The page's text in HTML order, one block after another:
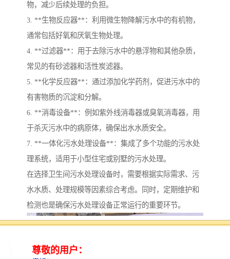
物，减少后续处理的负担。
3. **生物反应器**：利用微生物降解污水中的有机物，
通常包括好氧和厌氧生物处理。
4. **过滤器**：用于去除污水中的悬浮物和其他杂质，
常见的有砂滤器和活性炭滤器。
5. **化学反应器**：通过添加化学药剂，促进污水中的
有害物质的沉淀和分解。
6. **消毒设备**：例如紫外线消毒器或臭氧消毒器，用
于杀灭污水中的病原体，确保出水水质安全。
7. **一体化污水处理设备**：集成了多个功能的污水处
理系统，适用于小型住宅或别墅的污水处理。
在选择卫生间污水处理设备时，需要根据实际需求、污
水水质、处理规模等因素综合考虑。同时，定期维护和
检测也是确保污水处理设备正常运行的重要环节。